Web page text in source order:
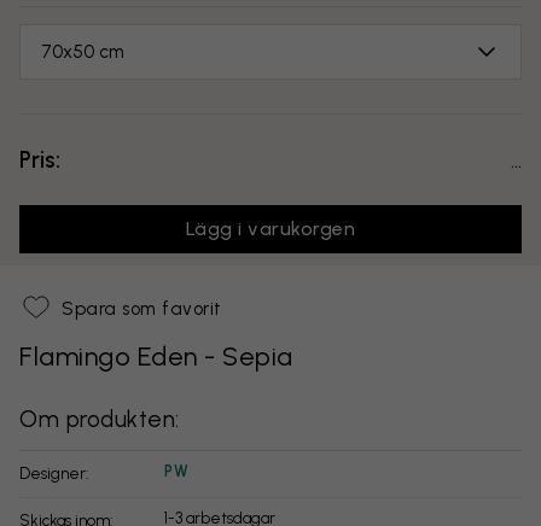
70x50 cm
Pris:
Lägg i varukorgen
Spara som favorit
Flamingo Eden - Sepia
Om produkten:
Designer: PW
Skickas inom: 1-3 arbetsdagar